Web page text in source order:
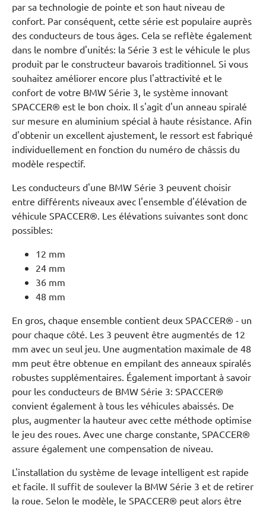
par sa technologie de pointe et son haut niveau de
confort. Par conséquent, cette série est populaire auprès
des conducteurs de tous âges. Cela se reflète également
dans le nombre d'unités: la Série 3 est le véhicule le plus
produit par le constructeur bavarois traditionnel. Si vous
souhaitez améliorer encore plus l'attractivité et le
confort de votre BMW Série 3, le système innovant
SPACCER® est le bon choix. Il s'agit d'un anneau spiralé
sur mesure en aluminium spécial à haute résistance. Afin
d'obtenir un excellent ajustement, le ressort est fabriqué
individuellement en fonction du numéro de châssis du
modèle respectif.
Les conducteurs d'une BMW Série 3 peuvent choisir
entre différents niveaux avec l'ensemble d'élévation de
véhicule SPACCER®. Les élévations suivantes sont donc
possibles:
12 mm
24 mm
36 mm
48 mm
En gros, chaque ensemble contient deux SPACCER® - un
pour chaque côté. Les 3 peuvent être augmentés de 12
mm avec un seul jeu. Une augmentation maximale de 48
mm peut être obtenue en empilant des anneaux spiralés
robustes supplémentaires. Également important à savoir
pour les conducteurs de BMW Série 3: SPACCER®
convient également à tous les véhicules abaissés. De
plus, augmenter la hauteur avec cette méthode optimise
le jeu des roues. Avec une charge constante, SPACCER®
assure également une compensation de niveau.
L'installation du système de levage intelligent est rapide
et facile. Il suffit de soulever la BMW Série 3 et de retirer
la roue. Selon le modèle, le SPACCER® peut alors être